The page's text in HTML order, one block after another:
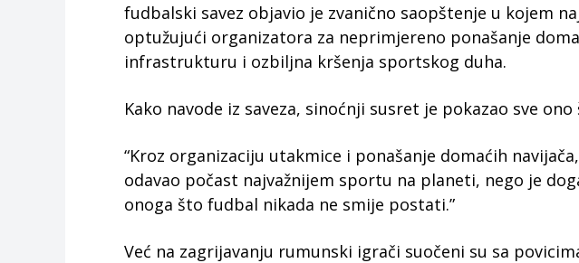
fudbalski savez objavio je zvanično saopštenje u kojem
optužujući organizatora za neprimjereno ponašanje
infrastrukturu i ozbiljna kršenja sportskog duha.
Kako navode iz saveza, sinoćnji susret je pokazao sve
“Kroz organizaciju utakmice i ponašanje domaćih
odavao počast najvažnijem sportu na planeti, nego je
onoga što fudbal nikada ne smije postati.”
Već na zagrijavanju rumunski igrači suočeni su sa